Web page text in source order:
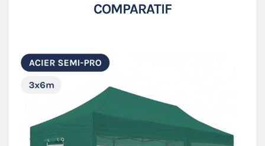
COMPARATIF